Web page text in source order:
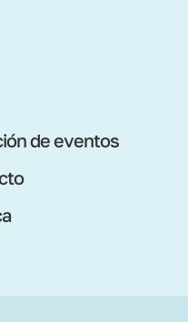
de eventos